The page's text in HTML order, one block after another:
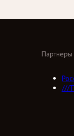
Партнеры
///